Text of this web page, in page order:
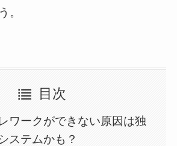
。
目次
ワークができない原因は独
ステムかも？